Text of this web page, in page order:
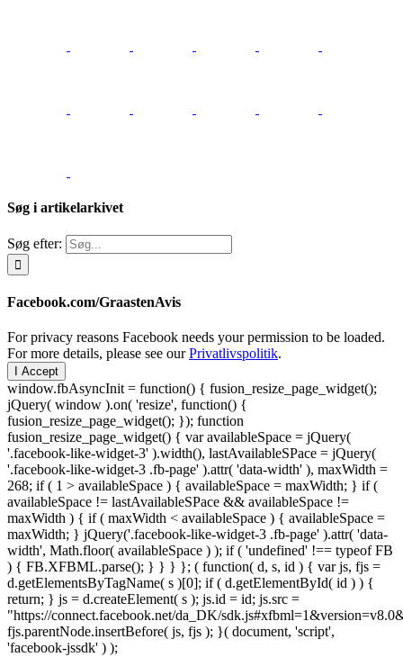
Søg i artikelarkivet
Søg efter:
Facebook.com/GraastenAvis
For privacy reasons Facebook needs your permission to be loaded.
For more details, please see ourPrivatlivspolitik.
I Accept
window.fbAsyncInit = function() { fusion_resize_page_widget();
jQuery( window ).on( 'resize', function() {
fusion_resize_page_widget(); }); function
fusion_resize_page_widget() { var availableSpace = jQuery(
'.facebook-like-widget-3' ).width(), lastAvailableSPace = jQuery(
'.facebook-like-widget-3 .fb-page' ).attr( 'data-width' ), maxWidth =
268; if ( 1 > availableSpace ) { availableSpace = maxWidth; } if (
availableSpace != lastAvailableSPace && availableSpace !=
maxWidth ) { if ( maxWidth < availableSpace ) { availableSpace =
maxWidth; } jQuery('.facebook-like-widget-3 .fb-page' ).attr( 'data-
width', Math.floor( availableSpace ) ); if ( 'undefined' !== typeof FB
) { FB.XFBML.parse(); } } } }; ( function( d, s, id ) { var js, fjs =
d.getElementsByTagName( s )[0]; if ( d.getElementById( id ) ) {
return; } js = d.createElement( s ); js.id = id; js.src =
"https://connect.facebook.net/da_DK/
fjs.parentNode.insertBefore( js, fjs ); }( document, 'script',
'facebook-jssdk' ) );